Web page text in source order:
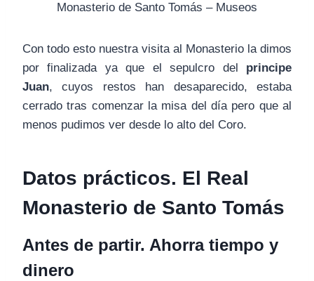
Monasterio de Santo Tomás – Museos
Con todo esto nuestra visita al Monasterio la dimos
por finalizada ya que el sepulcro del principe
Juan, cuyos restos han desaparecido, estaba
cerrado tras comenzar la misa del día pero que al
menos pudimos ver desde lo alto del Coro.
Datos prácticos. El Real
Monasterio de Santo Tomás
Antes de partir. Ahorra tiempo y
dinero